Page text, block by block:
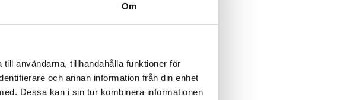
Om
användarna, tillhandahålla funktioner för
och annan information från din enhet
Dessa kan i sin tur kombinera informationen